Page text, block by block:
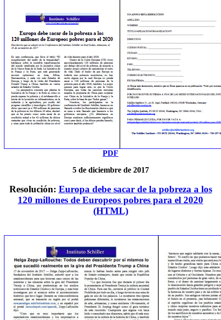
PDF
5 de diciembre de 2017
Resolución: Europa debe sacar de la pobreza a los
120 millones de Europeos pobres para el 2020
(HTML)